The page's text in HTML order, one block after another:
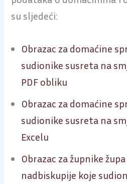
su sljedeći:
Obrazac za domaćine
sudionike susreta na
PDF obliku
Obrazac za domaćine
sudionike susreta na
Excelu
Obrazac za župnike
nadbiskupije koje